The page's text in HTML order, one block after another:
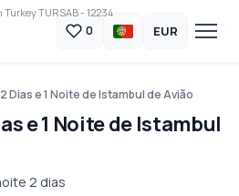
Turkey TURSAB - 12234
0 EUR
Dias e 1 Noite de Istambul de Avião
e 1 Noite de Istambul
2 dias